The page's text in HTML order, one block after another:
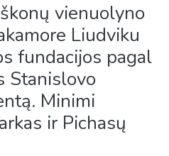
vienuolyno
Liudviku
fundacijos pagal
Stanislovo
Minimi
ir Pichasų